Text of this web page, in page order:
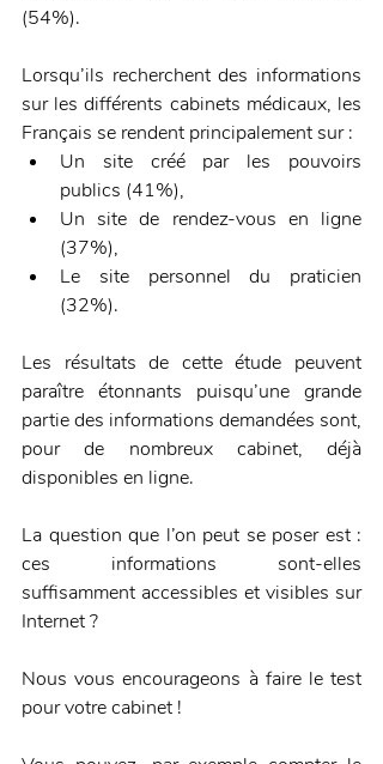
(54%).
Lorsqu’ils recherchent des informations
sur les différents cabinets médicaux, les
Français se rendent principalement sur :
Un site créé par les pouvoirs
publics (41%),
Un site de rendez-vous en ligne
(37%),
Le site personnel du praticien
(32%).
Les résultats de cette étude peuvent
paraître étonnants puisqu’une grande
partie des informations demandées sont,
pour de nombreux cabinet, déjà
disponibles en ligne.
La question que l’on peut se poser est :
ces informations sont-elles
suffisamment accessibles et visibles sur
Internet ?
Nous vous encourageons à faire le test
pour votre cabinet !